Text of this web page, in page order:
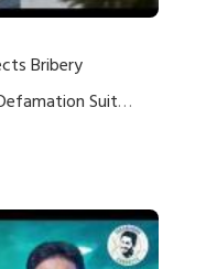
Bribery
Suit